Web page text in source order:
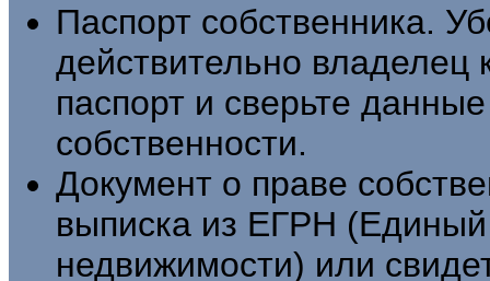
Паспорт собственника.
действительно владелец
паспорт и сверьте
собственности.
Документ о праве
выписка из ЕГРН (Единый
недвижимости) или